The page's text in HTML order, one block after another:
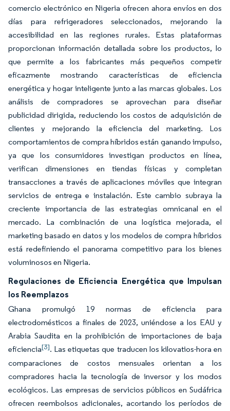
comercio electrónico en Nigeria ofrecen ahora envíos en dos
días para refrigeradores seleccionados, mejorando la
accesibilidad en las regiones rurales. Estas plataformas
proporcionan información detallada sobre los productos, lo
que permite a los fabricantes más pequeños competir
eficazmente mostrando características de eficiencia
energética y hogar inteligente junto a las marcas globales. Los
análisis de compradores se aprovechan para diseñar
publicidad dirigida, reduciendo los costos de adquisición de
clientes y mejorando la eficiencia del marketing. Los
comportamientos de compra híbridos están ganando impulso,
ya que los consumidores investigan productos en línea,
verifican dimensiones en tiendas físicas y completan
transacciones a través de aplicaciones móviles que integran
servicios de entrega e instalación. Este cambio subraya la
creciente importancia de las estrategias omnicanal en el
mercado. La combinación de una logística mejorada, el
marketing basado en datos y los modelos de compra híbridos
está redefiniendo el panorama competitivo para los bienes
voluminosos en Nigeria.
Regulaciones de Eficiencia Energética que Impulsan
los Reemplazos
Ghana promulgó 19 normas de eficiencia para
electrodomésticos a finales de 2023, uniéndose a los EAU y
Arabia Saudita en la prohibición de importaciones de baja
eficiencia[3]. Las etiquetas que traducen los kilovatios-hora en
comparaciones de costos mensuales orientan a los
compradores hacia la tecnología de inversor y los modos
ecológicos. Las empresas de servicios públicos en Sudáfrica
ofrecen reembolsos adicionales, acortando los períodos de